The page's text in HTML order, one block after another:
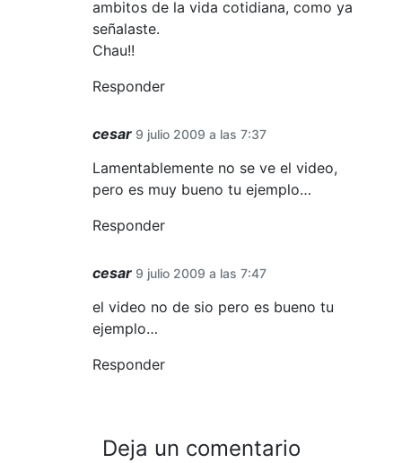
ambitos de la vida cotidiana, como ya
señalaste.
Chau!!
Responder
cesar 9 julio 2009 a las 7:37
Lamentablemente no se ve el video,
pero es muy bueno tu ejemplo…
Responder
cesar 9 julio 2009 a las 7:47
el video no de sio pero es bueno tu
ejemplo…
Responder
Deja un comentario